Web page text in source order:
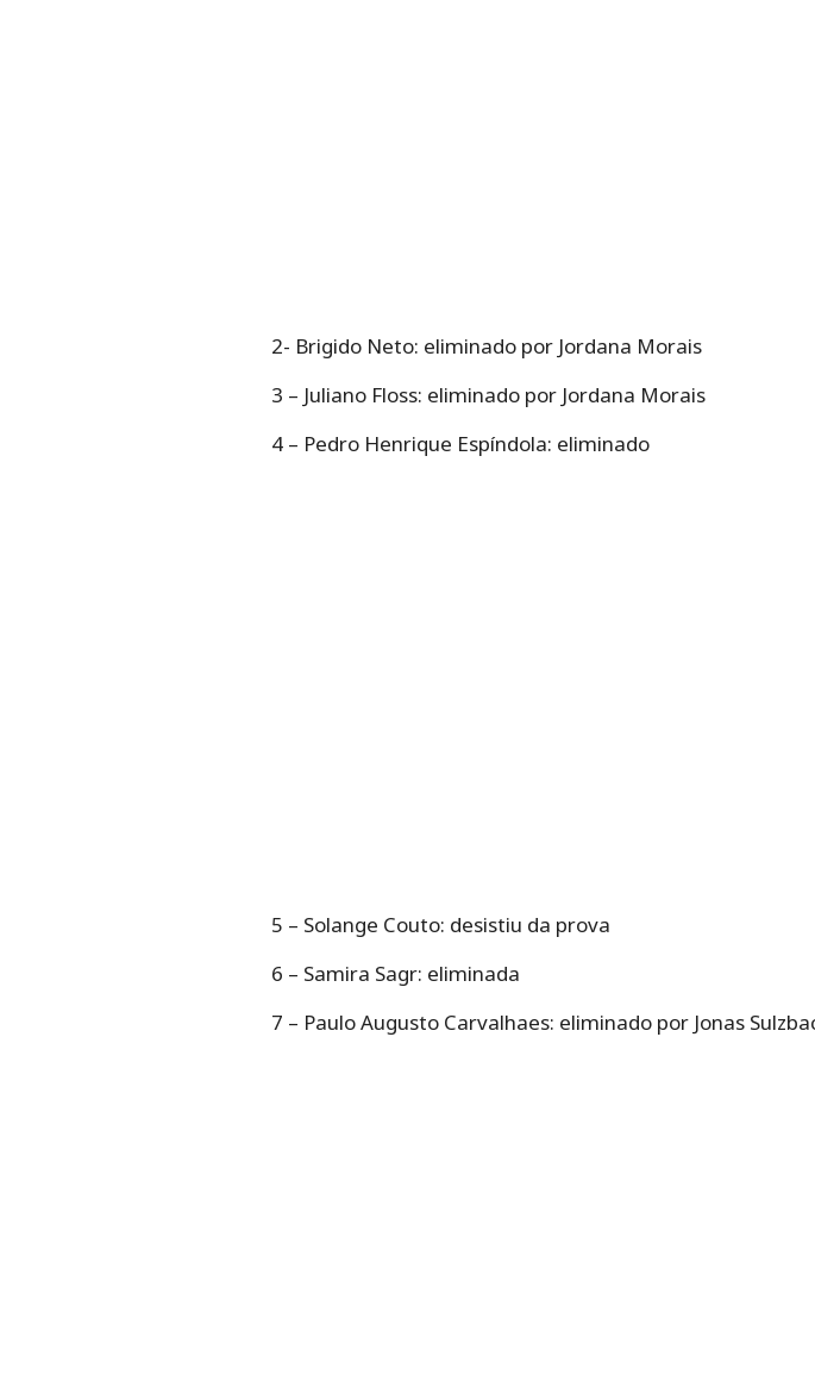
2- Brigido Neto: eliminado por Jordana Morais
3 – Juliano Floss: eliminado por Jordana Morais
4 – Pedro Henrique Espíndola: eliminado
5 – Solange Couto: desistiu da prova
6 – Samira Sagr: eliminada
7 – Paulo Augusto Carvalhaes: eliminado por Jonas